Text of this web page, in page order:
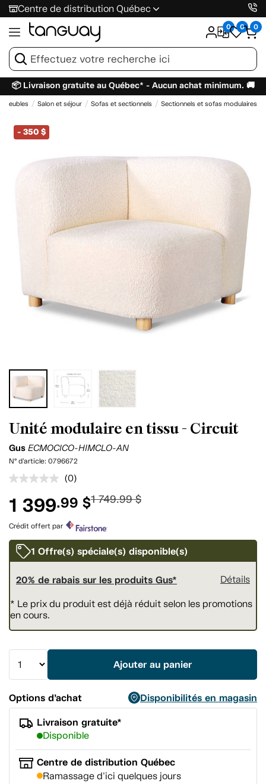
Centre de distribution Québec
0 0 0
📦 Livraison gratuite au Québec* - Aucun achat minimum. 🚚
Meubles Salon et séjour Sofas et sectionnels Sectionnels et sofas modulaires
- 350 $
Unité modulaire en tissu - Circuit
Gus ECMOCICO-HIMCLO-AN
N° d'article: 0796672
Aucune
pour
ce
produit.
Lien
vers
la
même
(0)
1 399.99 $1 749.99 $
Crédit offert par
1 Offre(s) spéciale(s) disponible(s)
20% de rabais sur les produits Gus* Détails
* Le prix du produit est déjà réduit selon les promotions
en cours.
Ajouter au panier
Options d’achat
Disponibilités en magasin
Livraison gratuite*
Disponible
Centre de distribution Québec
Ramassage d'ici quelques jours